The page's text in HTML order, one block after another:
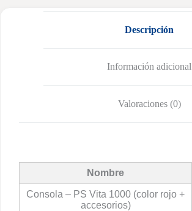
Descripción
Información adicional
Valoraciones (0)
Nombre
Consola – PS Vita 1000 (color rojo +
accesorios)